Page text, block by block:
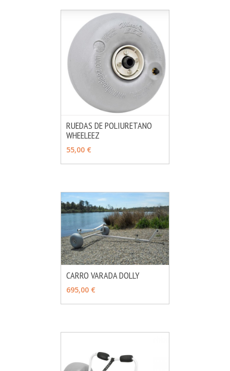
VER OPCIONES
RUEDAS DE POLIURETANO
WHEELEEZ
55,00 €
CARRO VARADA DOLLY
695,00 €